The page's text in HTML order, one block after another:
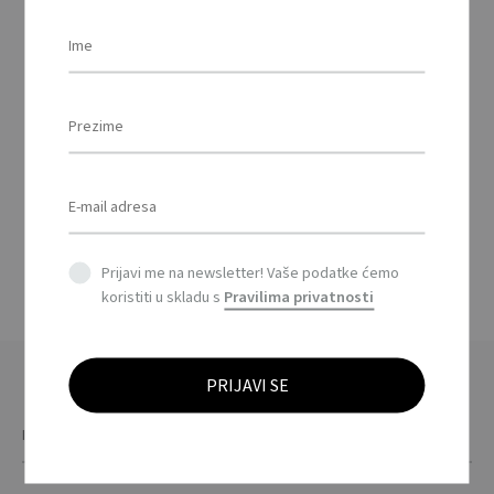
SUDOKU – Drvena igra
sudoku / Wooden
Prijavi me na newsletter! Vaše podatke ćemo
koristiti u skladu s Pravilima privatnosti